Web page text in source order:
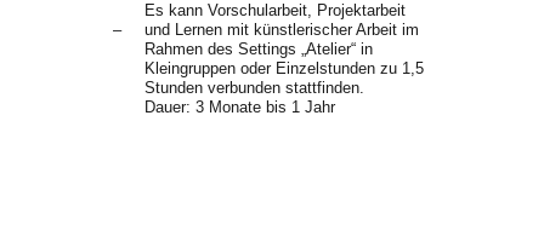
Es kann Vorschularbeit, Projektarbeit
und Lernen mit künstlerischer Arbeit im
Rahmen des Settings „Atelier“ in
Kleingruppen oder Einzelstunden zu 1,5
Stunden verbunden stattfinden.
Dauer: 3 Monate bis 1 Jahr
–